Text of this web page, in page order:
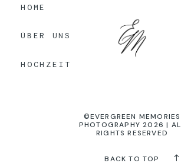
HOME
ÜBER UNS
HOCHZEIT
©EVERGREEN MEMORIES
PHOTOGRAPHY 2026 |
RIGHTS RESERVED
BACK TO TOP
KONTAKT